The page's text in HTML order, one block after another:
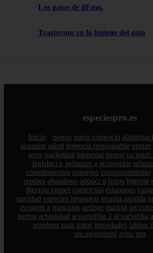
Los gatos de dEmo.
Trastornos en la higiene del gato
especiespro.es
Inicio perros gatos comercio
acuarios salud tenencia responsable ventas
aves marketing bienestar peque os mam
legislaci n peluquer a accesorios
complementos consejos comportamiento
reptiles abandono adopci n ferias higiene
iberzoo propet comercios estanques
navidad especies invasoras terapia asistida
econom a mascotas aedpac madrid art
perros actualidad acuariofilia 2 acuariofilia
nombres para gatos novedades tablon
uncategorized zona pro